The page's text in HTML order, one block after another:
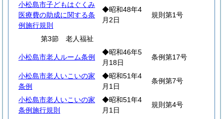
小松島市子どもはぐくみ
医療費の助成に関する条
例施行規則
◆昭和48年4
月2日
規則第1号
第3節 老人福祉
小松島市老人ルーム条例
◆昭和46年5
月18日
条例第17号
小松島市老人いこいの家
条例
◆昭和51年4
月1日
条例第7号
小松島市老人いこいの家
条例施行規則
◆昭和51年4
月1日
規則第4号